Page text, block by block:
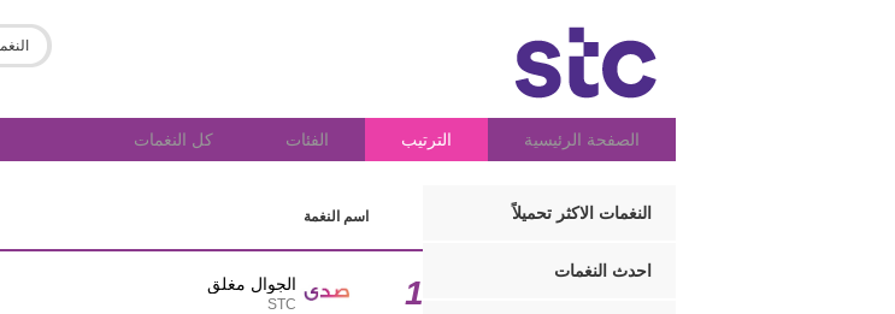
الصفحة الرئيسية الترتيب الفئات كل النغمات
النغمات الاكثر تحميلاً
احدث النغمات
اسم النغمة
1 الجوال مغلق
STC